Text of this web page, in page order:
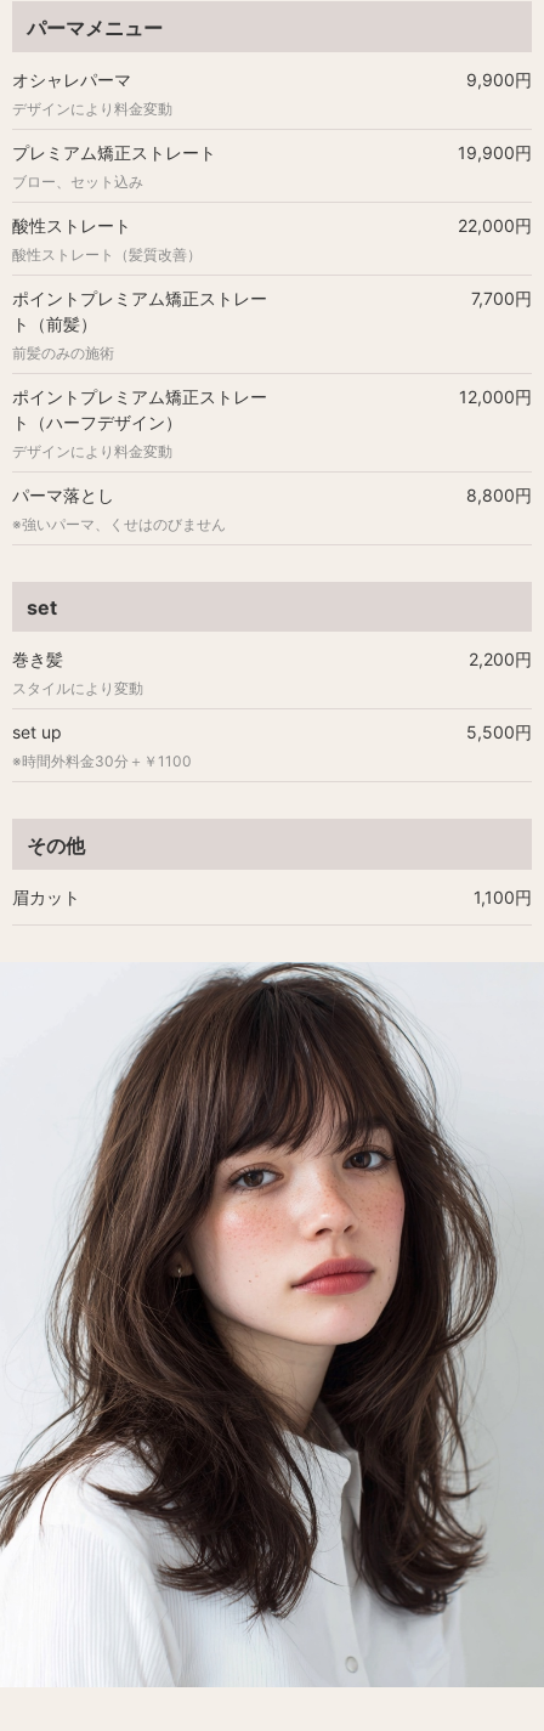
パーマメニュー
オシャレパーマ 9,900円
デザインにより料金変動
プレミアム矯正ストレート 19,900円
ブロー、セット込み
酸性ストレート 22,000円
酸性ストレート（髪質改善）
ポイントプレミアム矯正ストレー
ト（前髪）
7,700円
前髪のみの施術
ポイントプレミアム矯正ストレー
ト（ハーフデザイン）
12,000円
デザインにより料金変動
パーマ落とし 8,800円
※強いパーマ、くせはのびません
set
巻き髪 2,200円
スタイルにより変動
set up 5,500円
※時間外料金30分＋￥1100
その他
眉カット 1,100円